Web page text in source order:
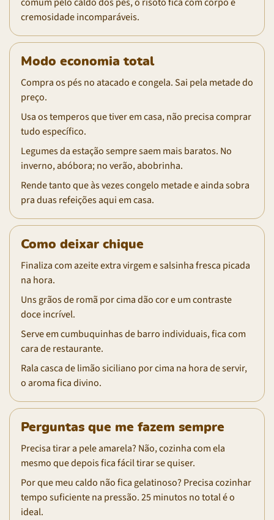
comum pelo caldo dos pés, o risoto fica com corpo e
cremosidade incomparáveis.
Modo economia total
Compra os pés no atacado e congela. Sai pela metade do
preço.
Usa os temperos que tiver em casa, não precisa comprar
tudo específico.
Legumes da estação sempre saem mais baratos. No
inverno, abóbora; no verão, abobrinha.
Rende tanto que às vezes congelo metade e ainda sobra
pra duas refeições aqui em casa.
Como deixar chique
Finaliza com azeite extra virgem e salsinha fresca picada
na hora.
Uns grãos de romã por cima dão cor e um contraste
doce incrível.
Serve em cumbuquinhas de barro individuais, fica com
cara de restaurante.
Rala casca de limão siciliano por cima na hora de servir,
o aroma fica divino.
Perguntas que me fazem sempre
Precisa tirar a pele amarela? Não, cozinha com ela
mesmo que depois fica fácil tirar se quiser.
Por que meu caldo não fica gelatinoso? Precisa cozinhar
tempo suficiente na pressão. 25 minutos no total é o
ideal.